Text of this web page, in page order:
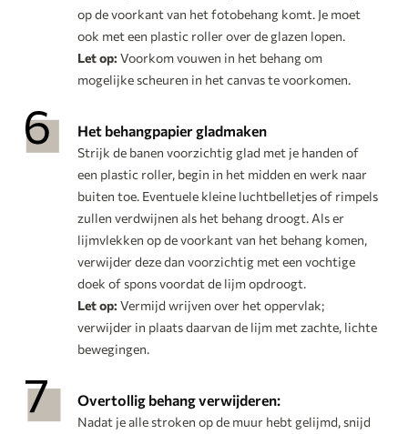
op de voorkant van het fotobehang komt. Je moet
ook met een plastic roller over de glazen lopen.
Let op: Voorkom vouwen in het behang om
mogelijke scheuren in het canvas te voorkomen.
Het behangpapier gladmaken
Strijk de banen voorzichtig glad met je handen of
een plastic roller, begin in het midden en werk naar
buiten toe. Eventuele kleine luchtbelletjes of rimpels
zullen verdwijnen als het behang droogt. Als er
lijmvlekken op de voorkant van het behang komen,
verwijder deze dan voorzichtig met een vochtige
doek of spons voordat de lijm opdroogt.
Let op: Vermijd wrijven over het oppervlak;
verwijder in plaats daarvan de lijm met zachte, lichte
bewegingen.
Overtollig behang verwijderen:
Nadat je alle stroken op de muur hebt gelijmd, snijd